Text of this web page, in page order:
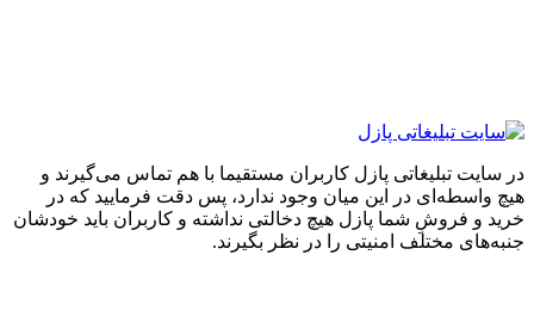
تبلیغاتی پازل کاربران مستقیما با هم تماس می‌گیرند و
در این میان وجود ندارد، پس دقت فرمایید که در
و فروشِ شما پازل هیچ دخالتی نداشته و کاربران باید خودشان
مختلف امنیتی را در نظر بگیرند.